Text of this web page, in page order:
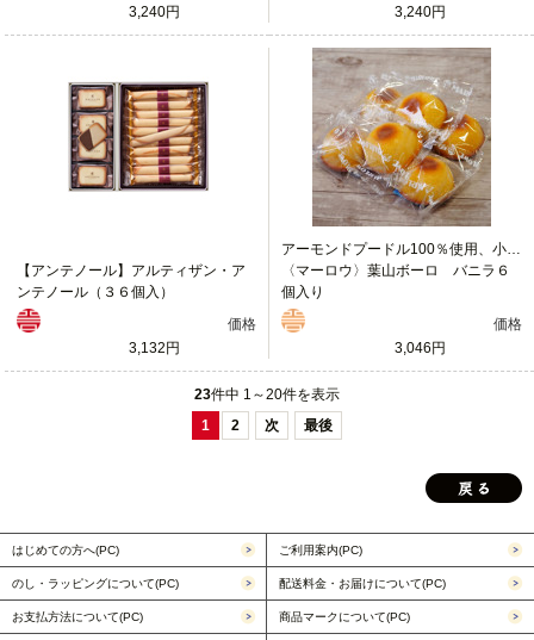
3,240円
3,240円
【アンテノール】アルティザン・ア
ンテノール（３６個入）
価格
3,132円
アーモンドプードル100％使用、小麦粉不使用の焼き菓子
〈マーロウ〉葉山ボーロ バニラ６
個入り
価格
3,046円
23件中 1～20件を表示
1
2 次 最後
はじめての方へ(PC) ご利用案内(PC)
のし・ラッピングについて(PC) 配送料金・お届けについて(PC)
お支払方法について(PC) 商品マークについて(PC)